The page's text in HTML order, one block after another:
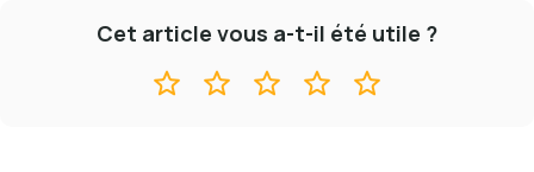
Cet article vous a-t-il été utile ?